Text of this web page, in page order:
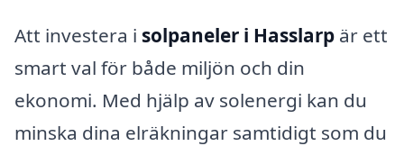
Att investera i solpaneler i Hasslarp är ett
smart val för både miljön och din
ekonomi. Med hjälp av solenergi kan du
minska dina elräkningar samtidigt som du